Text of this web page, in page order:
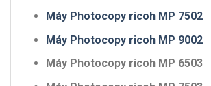
Máy Photocopy ricoh MP 7502
Máy Photocopy ricoh MP 9002
Máy Photocopy ricoh MP 6503